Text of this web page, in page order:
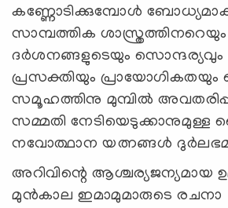
കണ്ണോടിക്കുമ്പോള്‍
സാമ്പത്തിക ശാസ്ത്രത്തിനറെയും
ദര്‍ശനങ്ങളുടെയും സൊന്ദര്യവും
പ്രസക്തിയും
സമൂഹത്തിനു മുമ്പില്‍
സമ്മതി
നവോത്ഥാന യത്നങ്ങള്‍
അറിവിന്റെ ആശ്ചര്യജന്യമായ
മുന്‍കാല ഇമാമുമാരുടെ രചനാ